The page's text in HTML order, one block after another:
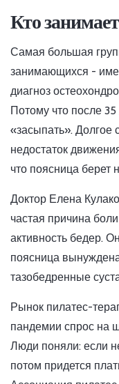
Кто
Самая большая
занимающихся -
диагноз
Потому что после
«засыпать». Долгое
недостаток
что поясница берет
Доктор Елена
частая причина
активность бедер.
поясница
тазобедренные
Рынок пилатес-
пандемии спрос на
Люди поняли: если
потом придется